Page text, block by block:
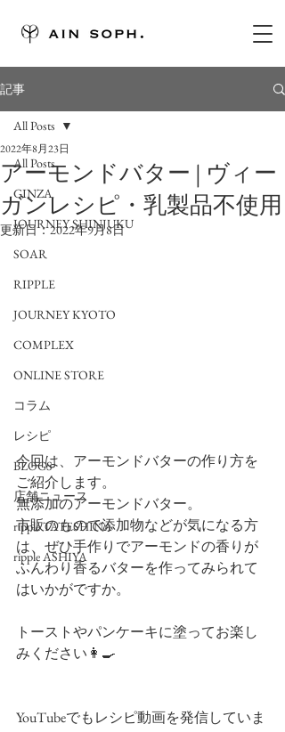
記事
All Posts
GINZA
JOURNEY SHINJUKU
SOAR
RIPPLE
JOURNEY KYOTO
COMPLEX
ONLINE STORE
コラム
レシピ
BLOGS
店舗ニュース
ripple TATESHINA
ripple ASHIYA
All Posts
アーモンドバター | ヴィー
ガンレシピ・乳製品不使用
2022年8月23日
更新日：2022年9月8日
今回は、アーモンドバターの作り方を
ご紹介します。
無添加のアーモンドバター。
市販のもので添加物などが気になる方
は、ぜひ手作りでアーモンドの香りが
ふんわり香るバターを作ってみられて
はいかがですか。
トーストやパンケーキに塗ってお楽し
みください👩‍🍳
YouTubeでもレシピ動画を発信していま